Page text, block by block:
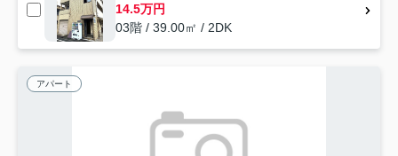
14.5万円
03階 / 39.00㎡ / 2DK
アパート